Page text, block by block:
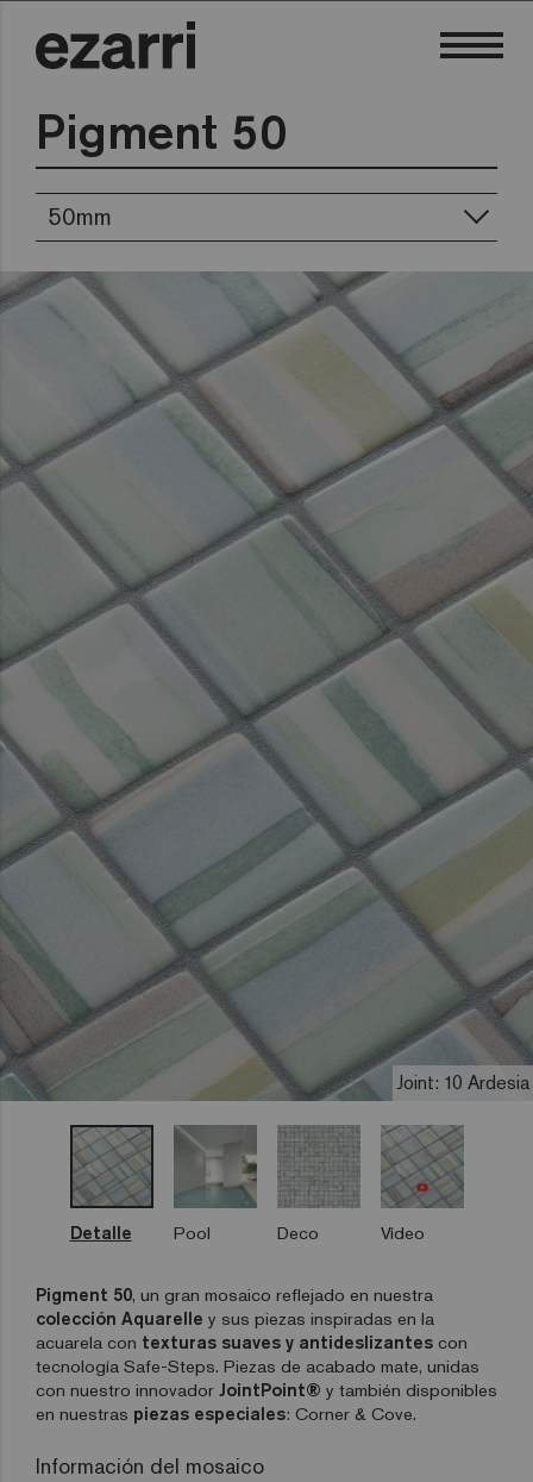
Pigment 50
50mm
Joint: 10 Ardesia
Detalle Pool Deco Vídeo
Pigment 50, un gran mosaico reflejado en nuestra
colección Aquarelle y sus piezas inspiradas en la
acuarela con texturas suaves y antideslizantes con
tecnología Safe-Steps. Piezas de acabado mate, unidas
con nuestro innovador JointPoint® y también disponibles
en nuestras piezas especiales: Corner & Cove.
Información del mosaico